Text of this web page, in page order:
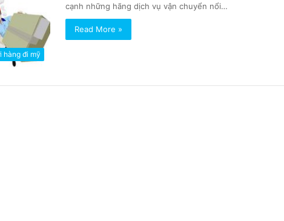
hàng đi mỹ
cạnh những hãng dịch vụ vận chuyển nổi…
Read More »